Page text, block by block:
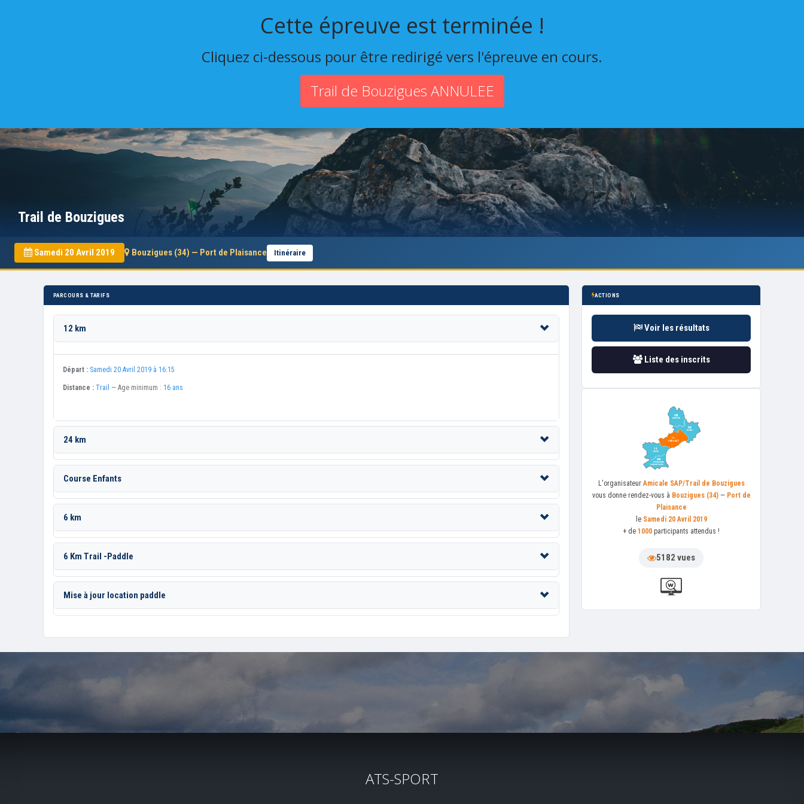
Cette épreuve est terminée !
Cliquez ci-dessous pour être redirigé vers l'épreuve en cours.
Trail de Bouzigues ANNULEE
Trail de Bouzigues
Samedi 20 Avril 2019 Bouzigues (34) — Port de Plaisance Itinéraire
PARCOURS & TARIFS
12 km
Départ : Samedi 20 Avril 2019 à 16:15
Distance : Trail — Age minimum : 16 ans
24 km
Course Enfants
6 km
6 Km Trail -Paddle
Mise à jour location paddle
ACTIONS
Voir les résultats
Liste des inscrits
L'organisateur Amicale SAP/Trail de Bouzigues
vous donne rendez-vous à Bouzigues (34)— Port de
Plaisance
le Samedi 20 Avril 2019
+ de 1000 participants attendus !
5182 vues
ATS-SPORT